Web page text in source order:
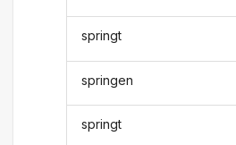
springt
springen
springt